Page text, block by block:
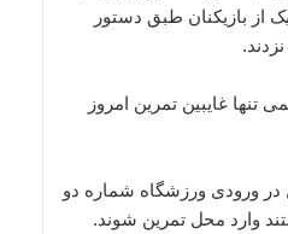
از بازیکنان طبق دستور
غایبین تمرین امروز
مقابل در ورودی ورزشگاه شماره دو
وارد محل تمرین شوند.